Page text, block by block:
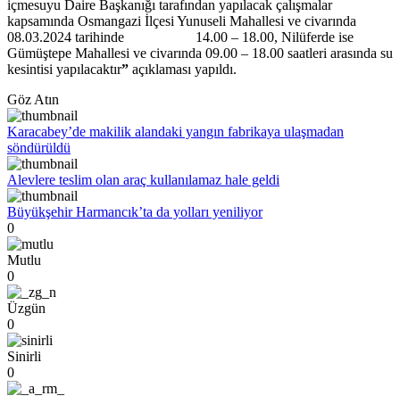
içmesuyu Daire Başkanığı tarafından yapılacak çalışmalar
kapsamında Osmangazi İlçesi Yunuseli Mahallesi ve civarında
08.03.2024 tarihinde 14.00 – 18.00, Nilüferde ise
Gümüştepe Mahallesi ve civarında 09.00 – 18.00 saatleri arasında su
kesintisi yapılacaktır” açıklaması yapıldı.
Göz Atın
Karacabey’de makilik alandaki yangın fabrikaya ulaşmadan
söndürüldü
Alevlere teslim olan araç kullanılamaz hale geldi
Büyükşehir Harmancık’ta da yolları yeniliyor
0
Mutlu
0
Üzgün
0
Sinirli
0